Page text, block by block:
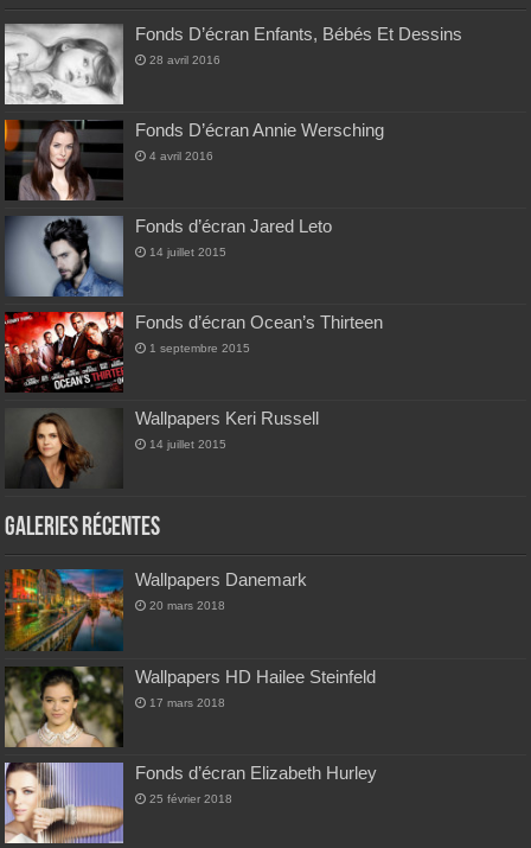
Fonds D’écran Enfants, Bébés Et Dessins
28 avril 2016
Fonds D’écran Annie Wersching
4 avril 2016
Fonds d’écran Jared Leto
14 juillet 2015
Fonds d’écran Ocean’s Thirteen
1 septembre 2015
Wallpapers Keri Russell
14 juillet 2015
Galeries Récentes
Wallpapers Danemark
20 mars 2018
Wallpapers HD Hailee Steinfeld
17 mars 2018
Fonds d’écran Elizabeth Hurley
25 février 2018